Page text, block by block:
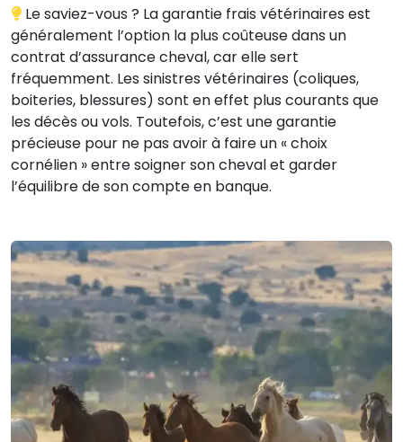
Le saviez-vous ? La garantie frais vétérinaires est
généralement l’option la plus coûteuse dans un
contrat d’assurance cheval, car elle sert
fréquemment. Les sinistres vétérinaires (coliques,
boiteries, blessures) sont en effet plus courants que
les décès ou vols. Toutefois, c’est une garantie
précieuse pour ne pas avoir à faire un « choix
cornélien » entre soigner son cheval et garder
l’équilibre de son compte en banque.